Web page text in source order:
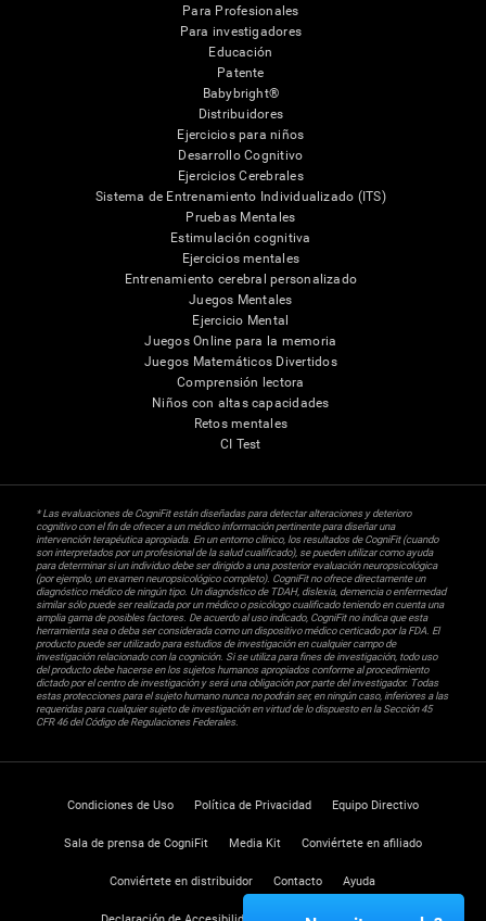
Para Profesionales
Para investigadores
Educación
Patente
Babybright®
Distribuidores
Ejercicios para niños
Desarrollo Cognitivo
Ejercicios Cerebrales
Sistema de Entrenamiento Individualizado (ITS)
Pruebas Mentales
Estimulación cognitiva
Ejercicios mentales
Entrenamiento cerebral personalizado
Juegos Mentales
Ejercicio Mental
Juegos Online para la memoria
Juegos Matemáticos Divertidos
Comprensión lectora
Niños con altas capacidades
Retos mentales
CI Test
* Las evaluaciones de CogniFit están diseñadas para detectar alteraciones y deterioro
cognitivo con el fin de ofrecer a un médico información pertinente para diseñar una
intervención terapéutica apropiada. En un entorno clínico, los resultados de CogniFit (cuando
son interpretados por un profesional de la salud cualificado), se pueden utilizar como ayuda
para determinar si un individuo debe ser dirigido a una posterior evaluación neuropsicológica
(por ejemplo, un examen neuropsicológico completo). CogniFit no ofrece directamente un
diagnóstico médico de ningún tipo. Un diagnóstico de TDAH, dislexia, demencia o enfermedad
similar sólo puede ser realizada por un médico o psicólogo cualificado teniendo en cuenta una
amplia gama de posibles factores. De acuerdo al uso indicado, CogniFit no indica que esta
herramienta sea o deba ser considerada como un dispositivo médico certicado por la FDA. El
producto puede ser utilizado para estudios de investigación en cualquier campo de
investigación relacionado con la cognición. Si se utiliza para fines de investigación, todo uso
del producto debe hacerse en los sujetos humanos apropiados conforme al procedimiento
dictado por el centro de investigación y será una obligación por parte del investigador. Todas
estas protecciones para el sujeto humano nunca no podrán ser, en ningún caso, inferiores a las
requeridas para cualquier sujeto de investigación en virtud de lo dispuesto en la Sección 45
CFR 46 del Código de Regulaciones Federales.
Condiciones de Uso Política de Privacidad Equipo Directivo
Sala de prensa de CogniFit Media Kit Conviértete en afiliado
Conviértete en distribuidor Contacto Ayuda